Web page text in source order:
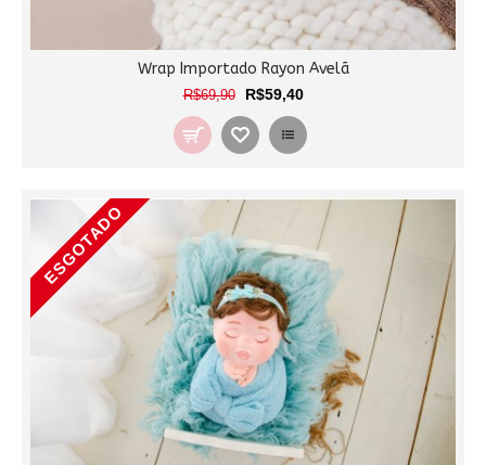
Wrap Importado Rayon Avelã
R$69,90 R$59,40
ESGOTADO